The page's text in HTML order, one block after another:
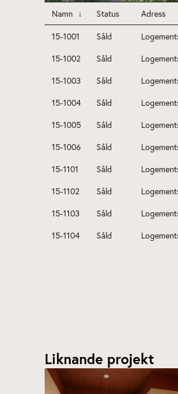
Liknande projekt